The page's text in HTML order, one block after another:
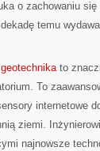
o zachowaniu
temu
geotechnikato
To
internetowe
ziemi.
najnowsze